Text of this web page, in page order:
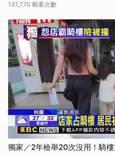
131,770 觀看次數
獨家／2年檢舉20次沒用！騎